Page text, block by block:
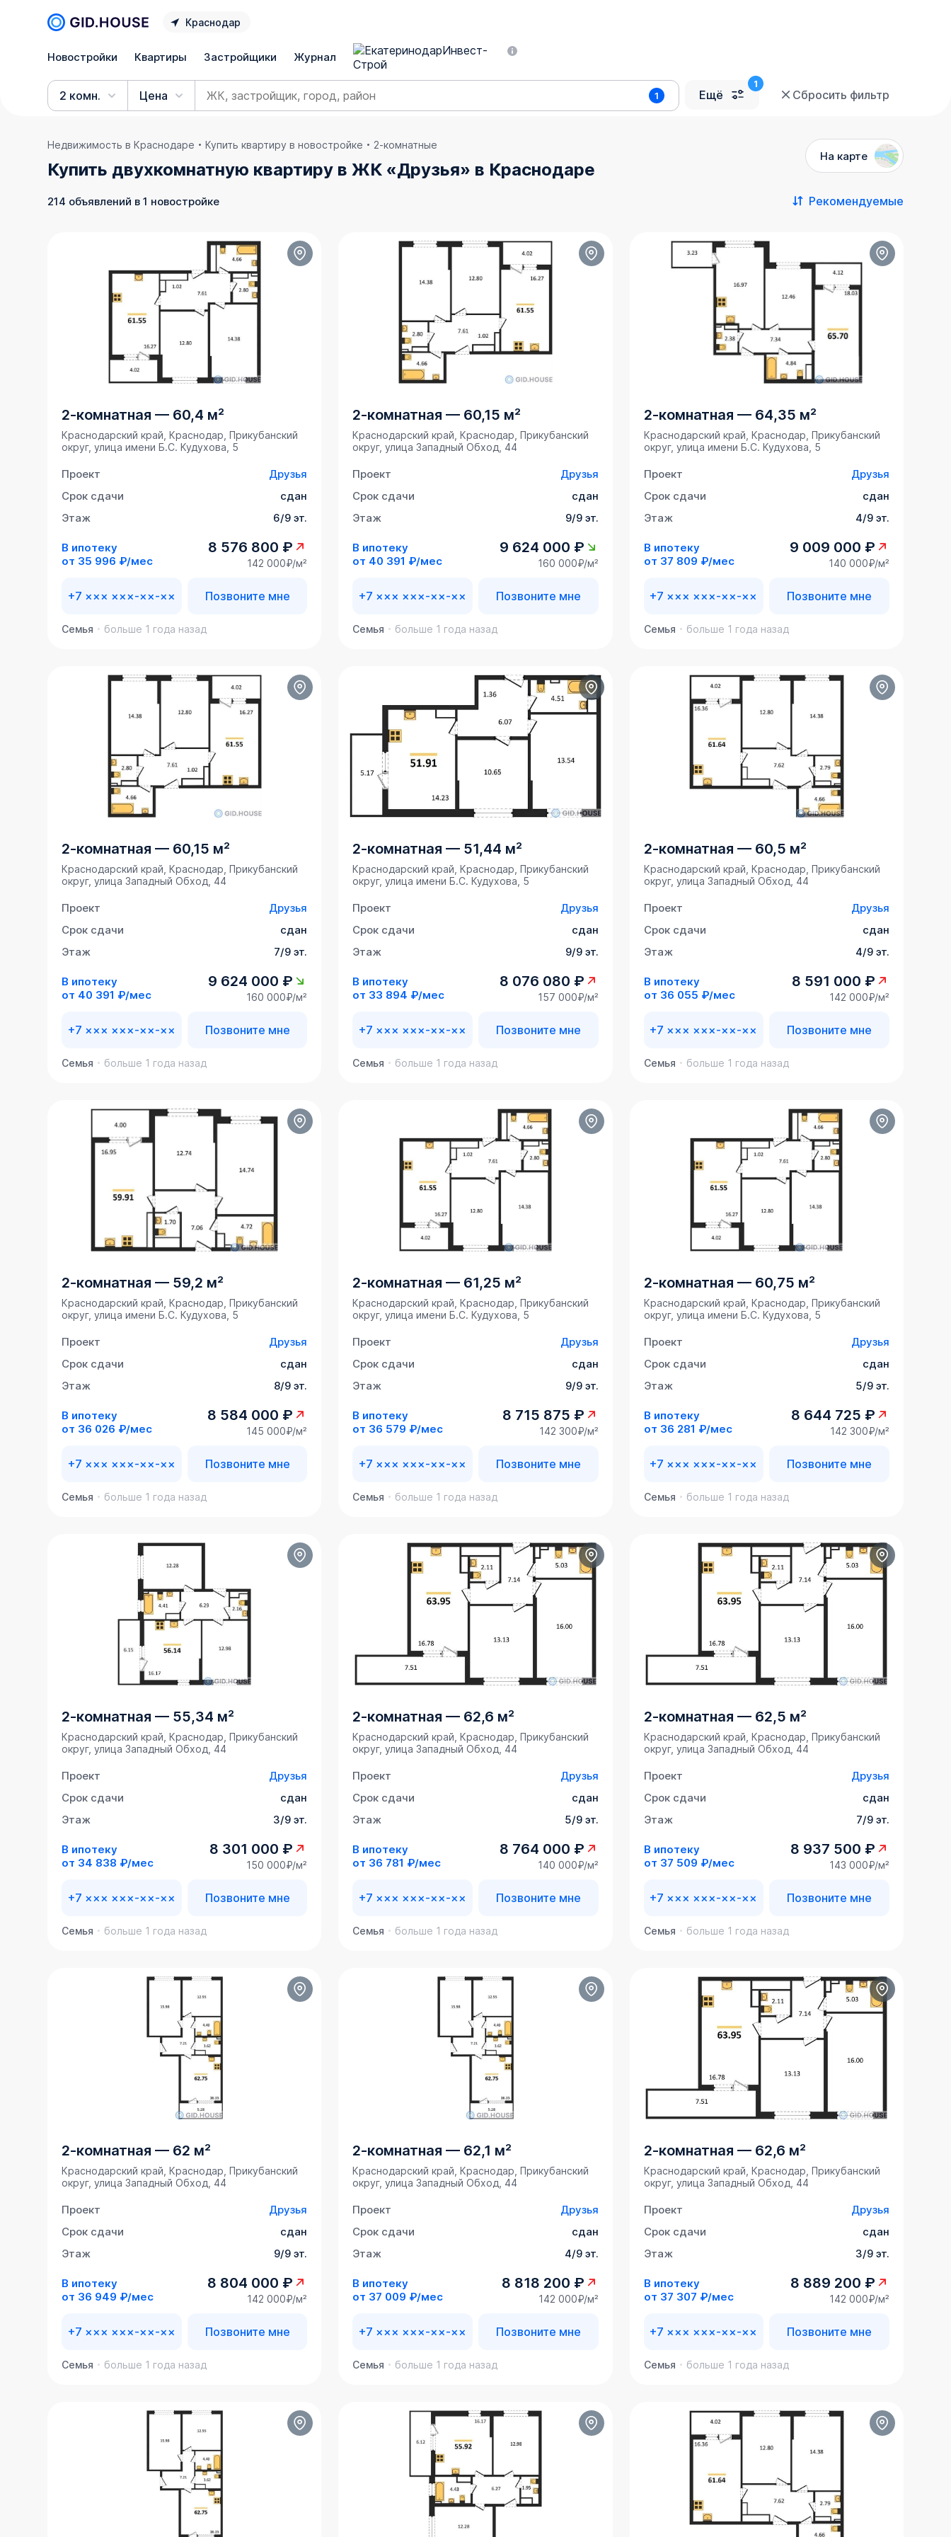
Краснодар
Новостройки Квартиры Застройщики Журнал
2 комн. Цена 1 Ещё Сбросить фильтр
Недвижимость в Краснодаре Купить квартиру в новостройке 2-комнатные
Купить двухкомнатную квартиру в ЖК «Друзья» в Краснодаре
На карте
214 объявлений в 1 новостройке Рекомендуемые
2-комнатная — 60,4 м²
Краснодарский край, Краснодар, Прикубанский
округ, улица имени Б.С. Кудухова, 5
Проект
Друзья
Срок сдачи
сдан
Этаж
6/9 эт.
В ипотеку
от 35 996 ₽/мес
8 576 800 ₽
142 000₽/м²
+7 ××× ×××-××-×× Позвоните мне
Семья больше 1 года назад
2-комнатная — 60,15 м²
Краснодарский край, Краснодар, Прикубанский
округ, улица Западный Обход, 44
Проект
Друзья
Срок сдачи
сдан
Этаж
9/9 эт.
В ипотеку
от 40 391 ₽/мес
9 624 000 ₽
160 000₽/м²
+7 ××× ×××-××-×× Позвоните мне
Семья больше 1 года назад
2-комнатная — 64,35 м²
Краснодарский край, Краснодар, Прикубанский
округ, улица имени Б.С. Кудухова, 5
Проект
Друзья
Срок сдачи
сдан
Этаж
4/9 эт.
В ипотеку
от 37 809 ₽/мес
9 009 000 ₽
140 000₽/м²
+7 ××× ×××-××-×× Позвоните мне
Семья больше 1 года назад
2-комнатная — 60,15 м²
Краснодарский край, Краснодар, Прикубанский
округ, улица Западный Обход, 44
Проект
Друзья
Срок сдачи
сдан
Этаж
7/9 эт.
В ипотеку
от 40 391 ₽/мес
9 624 000 ₽
160 000₽/м²
+7 ××× ×××-××-×× Позвоните мне
Семья больше 1 года назад
2-комнатная — 51,44 м²
Краснодарский край, Краснодар, Прикубанский
округ, улица имени Б.С. Кудухова, 5
Проект
Друзья
Срок сдачи
сдан
Этаж
9/9 эт.
В ипотеку
от 33 894 ₽/мес
8 076 080 ₽
157 000₽/м²
+7 ××× ×××-××-×× Позвоните мне
Семья больше 1 года назад
2-комнатная — 60,5 м²
Краснодарский край, Краснодар, Прикубанский
округ, улица Западный Обход, 44
Проект
Друзья
Срок сдачи
сдан
Этаж
4/9 эт.
В ипотеку
от 36 055 ₽/мес
8 591 000 ₽
142 000₽/м²
+7 ××× ×××-××-×× Позвоните мне
Семья больше 1 года назад
2-комнатная — 59,2 м²
Краснодарский край, Краснодар, Прикубанский
округ, улица имени Б.С. Кудухова, 5
Проект
Друзья
Срок сдачи
сдан
Этаж
8/9 эт.
В ипотеку
от 36 026 ₽/мес
8 584 000 ₽
145 000₽/м²
+7 ××× ×××-××-×× Позвоните мне
Семья больше 1 года назад
2-комнатная — 61,25 м²
Краснодарский край, Краснодар, Прикубанский
округ, улица имени Б.С. Кудухова, 5
Проект
Друзья
Срок сдачи
сдан
Этаж
9/9 эт.
В ипотеку
от 36 579 ₽/мес
8 715 875 ₽
142 300₽/м²
+7 ××× ×××-××-×× Позвоните мне
Семья больше 1 года назад
2-комнатная — 60,75 м²
Краснодарский край, Краснодар, Прикубанский
округ, улица имени Б.С. Кудухова, 5
Проект
Друзья
Срок сдачи
сдан
Этаж
5/9 эт.
В ипотеку
от 36 281 ₽/мес
8 644 725 ₽
142 300₽/м²
+7 ××× ×××-××-×× Позвоните мне
Семья больше 1 года назад
2-комнатная — 55,34 м²
Краснодарский край, Краснодар, Прикубанский
округ, улица Западный Обход, 44
Проект
Друзья
Срок сдачи
сдан
Этаж
3/9 эт.
В ипотеку
от 34 838 ₽/мес
8 301 000 ₽
150 000₽/м²
+7 ××× ×××-××-×× Позвоните мне
Семья больше 1 года назад
2-комнатная — 62,6 м²
Краснодарский край, Краснодар, Прикубанский
округ, улица Западный Обход, 44
Проект
Друзья
Срок сдачи
сдан
Этаж
5/9 эт.
В ипотеку
от 36 781 ₽/мес
8 764 000 ₽
140 000₽/м²
+7 ××× ×××-××-×× Позвоните мне
Семья больше 1 года назад
2-комнатная — 62,5 м²
Краснодарский край, Краснодар, Прикубанский
округ, улица Западный Обход, 44
Проект
Друзья
Срок сдачи
сдан
Этаж
7/9 эт.
В ипотеку
от 37 509 ₽/мес
8 937 500 ₽
143 000₽/м²
+7 ××× ×××-××-×× Позвоните мне
Семья больше 1 года назад
2-комнатная — 62 м²
Краснодарский край, Краснодар, Прикубанский
округ, улица Западный Обход, 44
Проект
Друзья
Срок сдачи
сдан
Этаж
9/9 эт.
В ипотеку
от 36 949 ₽/мес
8 804 000 ₽
142 000₽/м²
+7 ××× ×××-××-×× Позвоните мне
Семья больше 1 года назад
2-комнатная — 62,1 м²
Краснодарский край, Краснодар, Прикубанский
округ, улица Западный Обход, 44
Проект
Друзья
Срок сдачи
сдан
Этаж
4/9 эт.
В ипотеку
от 37 009 ₽/мес
8 818 200 ₽
142 000₽/м²
+7 ××× ×××-××-×× Позвоните мне
Семья больше 1 года назад
2-комнатная — 62,6 м²
Краснодарский край, Краснодар, Прикубанский
округ, улица Западный Обход, 44
Проект
Друзья
Срок сдачи
сдан
Этаж
3/9 эт.
В ипотеку
от 37 307 ₽/мес
8 889 200 ₽
142 000₽/м²
+7 ××× ×××-××-×× Позвоните мне
Семья больше 1 года назад